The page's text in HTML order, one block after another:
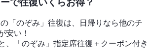
で往復いくらお得？
「のぞみ」往復は、日帰りなら他のチ
安い！
、「のぞみ」指定席往復＋クーポン付き